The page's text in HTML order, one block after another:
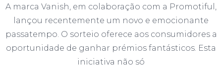
A marca Vanish, em colaboração com a Promotiful,
lançou recentemente um novo e emocionante
passatempo. O sorteio oferece aos consumidores a
oportunidade de ganhar prémios fantásticos. Esta
iniciativa não só